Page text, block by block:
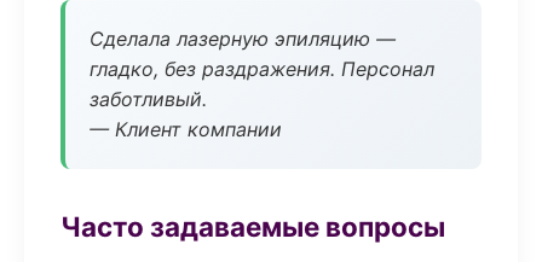
Сделала лазерную эпиляцию —
гладко, без раздражения. Персонал
заботливый.
— Клиент компании
Часто задаваемые вопросы